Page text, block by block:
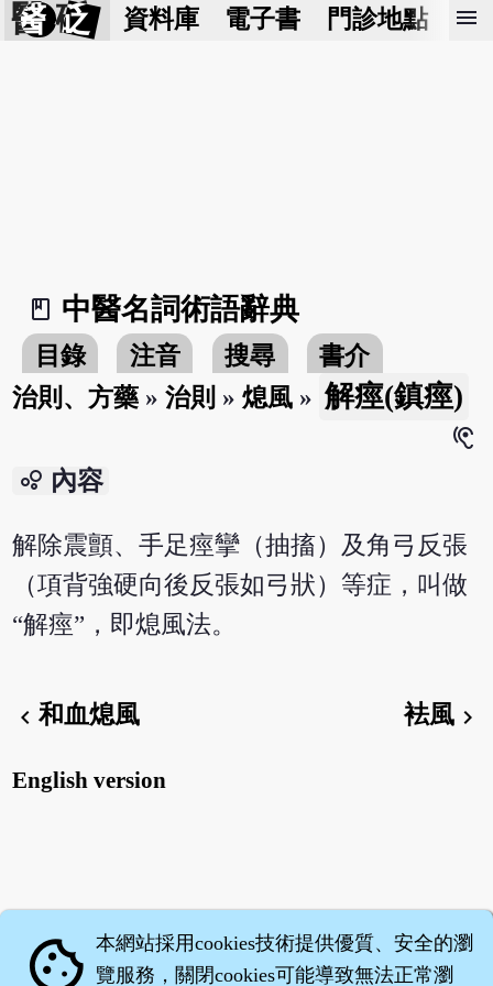
醫 砭 資料庫 電子書 門診地點 預
menu
book_2
中醫名詞術語辭典
目錄 注音 搜尋
書介
治則、方藥 »治則 »熄風 » 解痙(鎮痙)
hearing
bubble_chart 內容
解除震顫、手足痙攣（抽搐）及角弓反張
（項背強硬向後反張如弓狀）等症，叫做
“解痙”，即熄風法。
chevron_left和血熄風 袪風chevron_right
English version
cookie 本網站採用cookies技術提供優質、安全的瀏
覽服務，關閉cookies可能導致無法正常瀏